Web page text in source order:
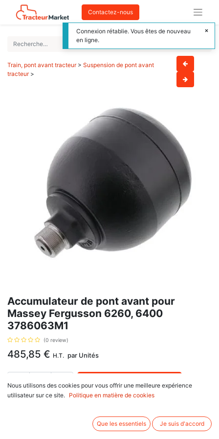
Contactez-nous
Train, pont avant tracteur> Suspension de pont avant
tracteur>
Accumulateur de pont avant pour
Massey Fergusson 6260, 6400
3786063M1
(0 review)
485,85 € H.T. par Unités
AJOUTER AU PANIER
Accumulateur gonflé à 10 bars, filetage mâle M33 x 1.5 et femelle 1/2G
Nous utilisons des cookies pour vous offrir une meilleure expérience
utilisateur sur ce site.
Politique en matière de cookies
Que les essentiels Je suis d'accord
Connexion rétablie. Vous êtes de nouveau
en ligne.